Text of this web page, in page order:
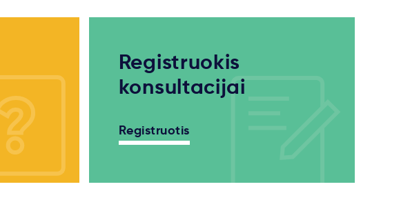
Registruokis
konsultacijai
Registruotis